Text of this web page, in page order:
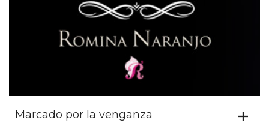
Marcado por la venganza